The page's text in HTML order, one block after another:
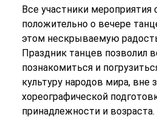
Все участники мероприятия
положительно о вечере
этом нескрываемую
Праздник танцев позволил
познакомиться и
культуру народов мира, вне
хореографической
принадлежности и возраста.